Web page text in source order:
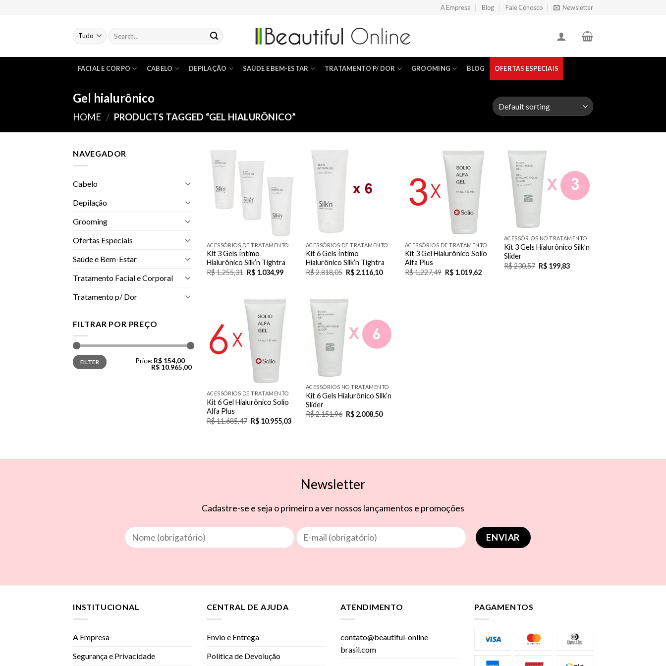
A Empresa Blog Fale Conosco Newsletter
FACIAL E CORPO CABELO DEPILAÇÃO SAÚDE E BEM-ESTAR TRATAMENTO P/ DOR GROOMING BLOG OFERTAS ESPECIAIS
Gel hialurônico
HOME / PRODUCTS TAGGED “GEL HIALURÔNICO”
NAVEGADOR
Cabelo
Depilação
Grooming
Ofertas Especiais
Saúde e Bem-Estar
Tratamento Facial e Corporal
Tratamento p/ Dor
FILTRAR POR PREÇO
Min
price
Max
priceFILTER Price: R$ 154,00 —
R$ 10.965,00
ACESSÓRIOS DE TRATAMENTO
Kit 3 Gels Íntimo
Hialurônico Silk’n Tightra
R$1.255,31 R$ 1.034,99
ACESSÓRIOS DE TRATAMENTO
Kit 6 Gels Íntimo
Hialurônico Silk’n Tightra
R$2.818,05 R$ 2.116,10
Add to
Wishlist
ACESSÓRIOS DE TRATAMENTO
Kit 3 Gel Hialurônico Solio
Alfa Plus
R$1.227,49 R$ 1.019,62
Add to
Wishlist
ACESSÓRIOS NO TRATAMENTO
Kit 3 Gels Hialurônico Silk’n
Slider
R$230,57 R$ 199,83
Add to
Wishlist
ACESSÓRIOS DE TRATAMENTO
Kit 6 Gel Hialurônico Solio
Alfa Plus
R$11.685,47 R$ 10.955,03
Add to
Wishlist
ACESSÓRIOS NO TRATAMENTO
Kit 6 Gels Hialurônico Silk’n
Slider
R$2.151,96 R$ 2.008,50
Newsletter
Cadastre-se e seja o primeiro a ver nossos lançamentos e promoções
INSTITUCIONAL
A Empresa
Segurança e Privacidade
CENTRAL DE AJUDA
Envio e Entrega
Política de Devolução
ATENDIMENTO
contato@beautiful-online-
brasil.com
PAGAMENTOS